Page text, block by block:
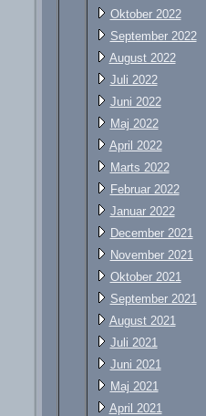
Oktober 2022
September 2022
August 2022
Juli 2022
Juni 2022
Maj 2022
April 2022
Marts 2022
Februar 2022
Januar 2022
December 2021
November 2021
Oktober 2021
September 2021
August 2021
Juli 2021
Juni 2021
Maj 2021
April 2021